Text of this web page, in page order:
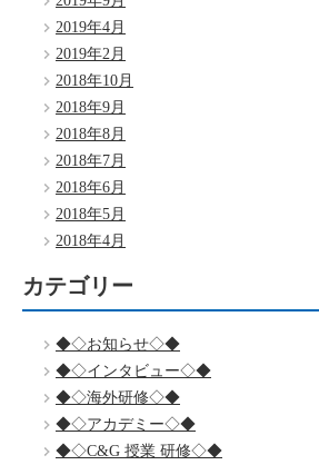
2019年4月
2019年2月
2018年10月
2018年9月
2018年8月
2018年7月
2018年6月
2018年5月
2018年4月
カテゴリー
◆◇お知らせ◇◆
◆◇インタビュー◇◆
◆◇海外研修◇◆
◆◇アカデミー◇◆
◆◇C&G 授業 研修◇◆